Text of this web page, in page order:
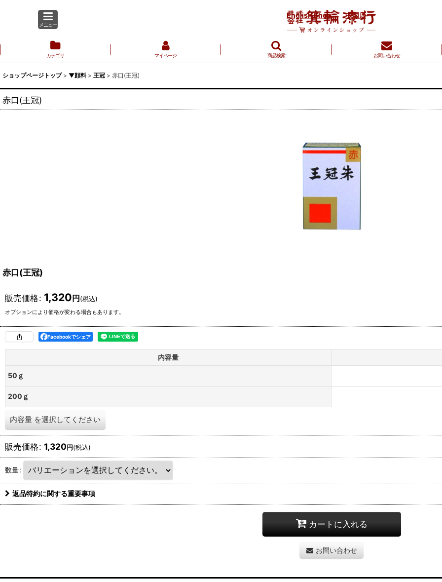
English Shop 中国店
メニュー
カテゴリ マイページ 商品検索 お問い合わせ
ショップページトップ > ▼顔料 > 王冠 > 赤口(王冠)
赤口(王冠)
赤口(王冠)
販売価格: 1,320円(税込)
オプションにより価格が変わる場合もあります。
Facebookでシェア
内容量
50ｇ
200ｇ
内容量 を選択してください
販売価格: 1,320円(税込)
数量:
返品特約に関する重要事項
カートに入れる
お問い合わせ